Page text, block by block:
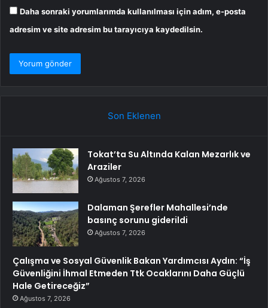
Daha sonraki yorumlarımda kullanılması için adım, e-posta
adresim ve site adresim bu tarayıcıya kaydedilsin.
Son Eklenen
Tokat’ta Su Altında Kalan Mezarlık ve
Araziler
Ağustos 7, 2026
Dalaman Şerefler Mahallesi’nde
basınç sorunu giderildi
Ağustos 7, 2026
Çalışma ve Sosyal Güvenlik Bakan Yardımcısı Aydın: “İş
Güvenliğini İhmal Etmeden Ttk Ocaklarını Daha Güçlü
Hale Getireceğiz”
Ağustos 7, 2026